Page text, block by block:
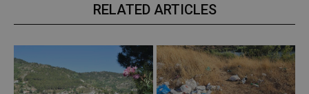
RELATED ARTICLES